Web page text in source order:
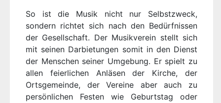
So ist die Musik nicht nur Selbstzweck,
sondern richtet sich nach den Bedürfnissen
der Gesellschaft. Der Musikverein stellt sich
mit seinen Darbietungen somit in den Dienst
der Menschen seiner Umgebung. Er spielt zu
allen feierlichen Anläsen der Kirche, der
Ortsgemeinde, der Vereine aber auch zu
persönlichen Festen wie Geburtstag oder